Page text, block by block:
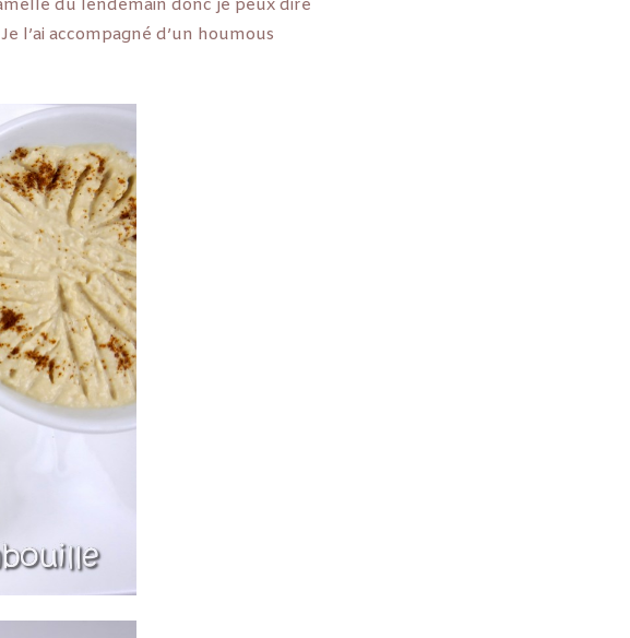
du lendemain donc je peux dire
l’ai accompagné d’un houmous